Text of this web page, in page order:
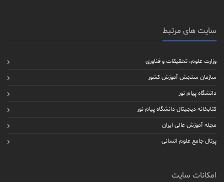
سایت های مرتبط
وزارت علوم، تحقیقات و فناوری
سازمان سنجش آموزش کشور
دانشگاه پیام نور
کتابخانه دیجیتال دانشگاه پیام نور
مجله آموزش عالی ایران
پرتال جامع علوم انسانی
امکانات سایت